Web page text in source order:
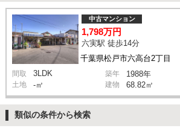
千葉県松戸市六高台2丁目
中古マンション
1,798万円
六実駅 徒歩14分
間取 3LDK 築年 1988年
土地 -㎡ 建物 68.82㎡
類似の条件から検索